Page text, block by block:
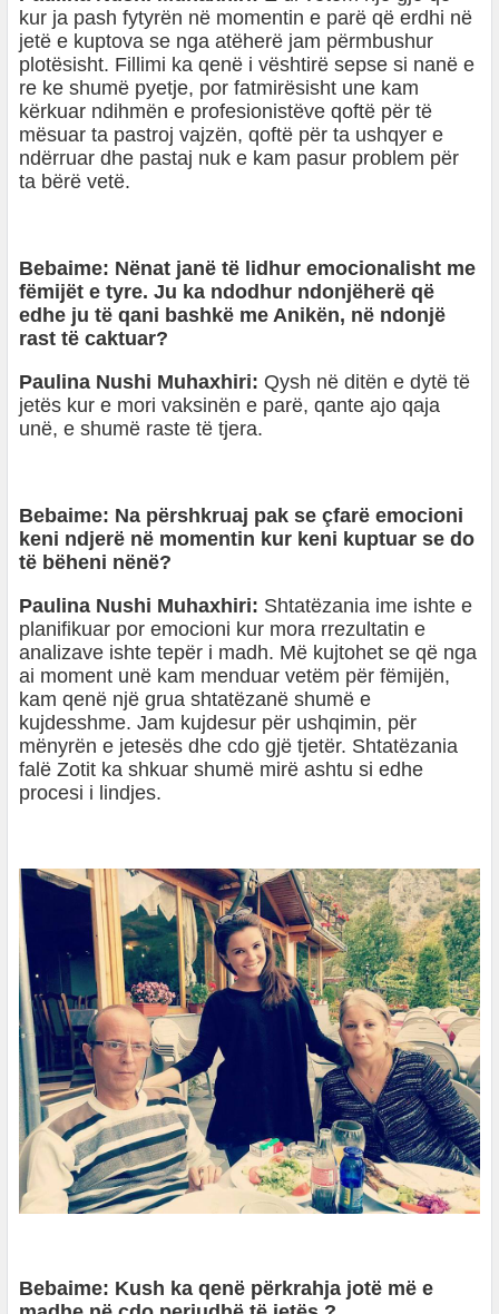
kur ja pash fytyrën në momentin e parë që erdhi në
jetë e kuptova se nga atëherë jam përmbushur
plotësisht. Fillimi ka qenë i vështirë sepse si nanë e
re ke shumë pyetje, por fatmirësisht une kam
kërkuar ndihmën e profesionistëve qoftë për të
mësuar ta pastroj vajzën, qoftë për ta ushqyer e
ndërruar dhe pastaj nuk e kam pasur problem për
ta bërë vetë.
Bebaime: Nënat janë të lidhur emocionalisht me
fëmijët e tyre. Ju ka ndodhur ndonjëherë që
edhe ju të qani bashkë me Anikën, në ndonjë
rast të caktuar?
Paulina Nushi Muhaxhiri: Qysh në ditën e dytë të
jetës kur e mori vaksinën e parë, qante ajo qaja
unë, e shumë raste të tjera.
Bebaime: Na përshkruaj pak se çfarë emocioni
keni ndjerë në momentin kur keni kuptuar se do
të bëheni nënë?
Paulina Nushi Muhaxhiri: Shtatëzania ime ishte e
planifikuar por emocioni kur mora rrezultatin e
analizave ishte tepër i madh. Më kujtohet se që nga
ai moment unë kam menduar vetëm për fëmijën,
kam qenë një grua shtatëzanë shumë e
kujdesshme. Jam kujdesur për ushqimin, për
mënyrën e jetesës dhe cdo gjë tjetër. Shtatëzania
falë Zotit ka shkuar shumë mirë ashtu si edhe
procesi i lindjes.
Bebaime: Kush ka qenë përkrahja jotë më e